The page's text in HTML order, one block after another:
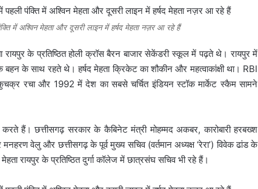
में अश्विन मेहता और दूसरी लाइन में हर्षद मेहता नज़र आ रहे हैं
के प्रतिष्ठित होली क्रॉस बैरन बाजार सेकेंडरी स्कूल में पढ़ते थे। रायपुर में
के साथ रहते थे। हर्षद मेहता क्रिकेट का शौकीन और महत्वाकांक्षी था। RBI
रचा और 1992 में देश का सबसे चर्चित इंडियन स्टॉक मार्केट स्कैम सामने
हैं। छत्तीसगढ़ सरकार के कैबिनेट मंत्री मोहम्मद अकबर, कारोबारी हरबख्श
वेलु और छत्तीसगढ़ के पूर्व मुख्य सचिव (वर्तमान अध्यक्ष ‘रेरा’) विवेक ढांड के
रायपुर के प्रतिष्ठित दुर्गा कॉलेज में छात्रसंघ सचिव भी रहे हैं।